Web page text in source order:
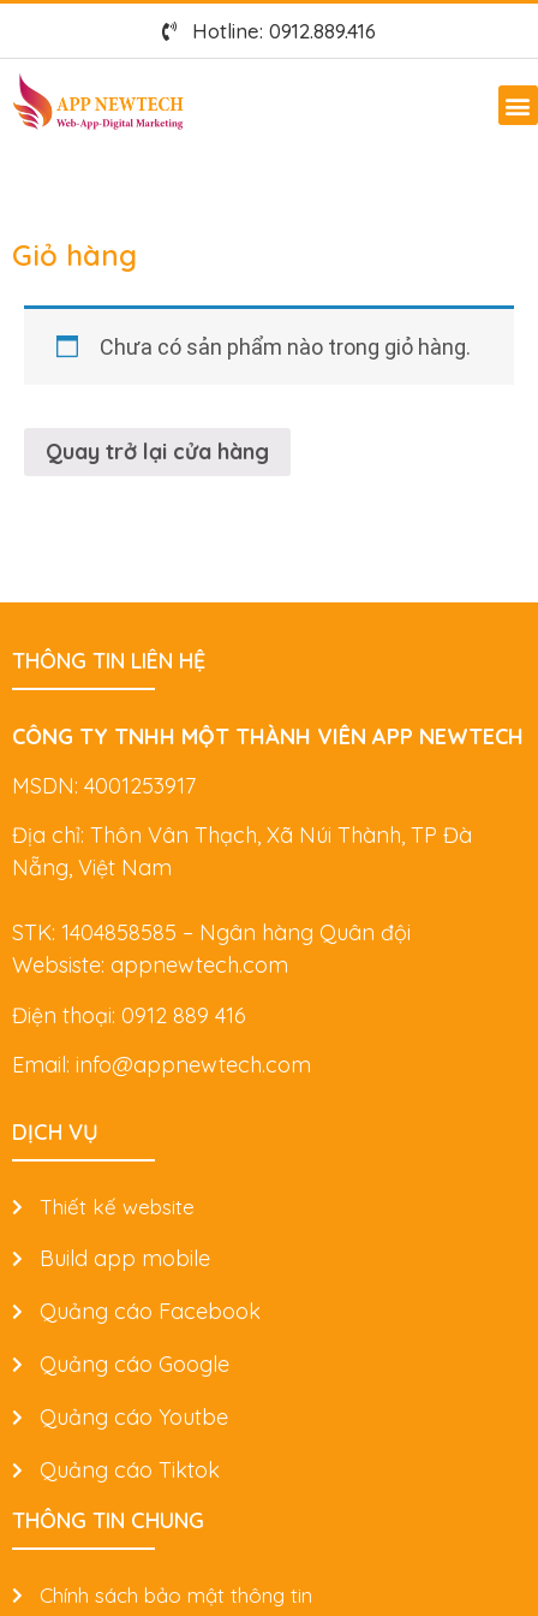
Hotline: 0912.889.416
Giỏ hàng
Chưa có sản phẩm nào trong giỏ hàng.
Quay trở lại cửa hàng
THÔNG TIN LIÊN HỆ
CÔNG TY TNHH MỘT THÀNH VIÊN APP NEWTECH
MSDN: 4001253917
Địa chỉ: Thôn Vân Thạch, Xã Núi Thành, TP Đà
Nẵng, Việt Nam
STK: 1404858585 – Ngân hàng Quân đội
Websiste: appnewtech.com
Điện thoại: 0912 889 416
Email: info@appnewtech.com
DỊCH VỤ
Thiết kế website
Build app mobile
Quảng cáo Facebook
Quảng cáo Google
Quảng cáo Youtbe
Quảng cáo Tiktok
THÔNG TIN CHUNG
Chính sách bảo mật thông tin